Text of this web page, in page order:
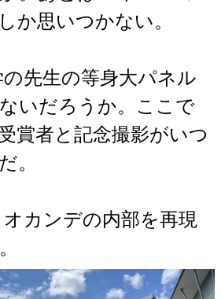
か思いつかない。
先生の等身大パネル
いだろうか。ここで
賞者と記念撮影がいつ
。
カンデの内部を再現